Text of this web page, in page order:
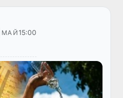
МАЙ15:00